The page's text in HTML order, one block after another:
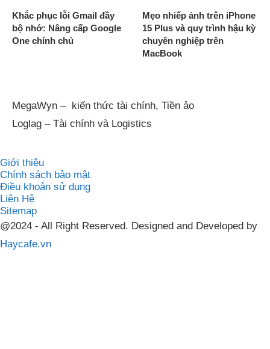
Khắc phục lỗi Gmail đầy
bộ nhớ: Nâng cấp Google
One chính chủ
Mẹo nhiếp ảnh trên iPhone
15 Plus và quy trình hậu kỳ
chuyên nghiệp trên
MacBook
MegaWyn – kiến thức tài chính, Tiền ảo
Loglag – Tài chính và Logistics
Giới thiệu
Chính sách bảo mật
Điều khoản sử dụng
Liên Hệ
Sitemap
@2024 - All Right Reserved. Designed and Developed by
Haycafe.vn